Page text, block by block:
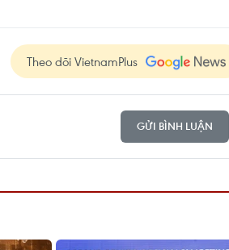
Theo dõi VietnamPlus
GỬI BÌNH LUẬN